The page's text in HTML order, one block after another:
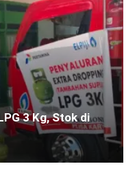
3 Kg, Stok di